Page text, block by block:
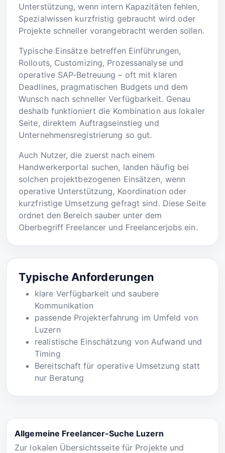
Unterstützung, wenn intern Kapazitäten fehlen,
Spezialwissen kurzfristig gebraucht wird oder
Projekte schneller vorangebracht werden sollen.
Typische Einsätze betreffen Einführungen,
Rollouts, Customizing, Prozessanalyse und
operative SAP-Betreuung – oft mit klaren
Deadlines, pragmatischen Budgets und dem
Wunsch nach schneller Verfügbarkeit. Genau
deshalb funktioniert die Kombination aus lokaler
Seite, direktem Auftragseinstieg und
Unternehmensregistrierung so gut.
Auch Nutzer, die zuerst nach einem
Handwerkerportal suchen, landen häufig bei
solchen projektbezogenen Einsätzen, wenn
operative Unterstützung, Koordination oder
kurzfristige Umsetzung gefragt sind. Diese Seite
ordnet den Bereich sauber unter dem
Oberbegriff Freelancer und Freelancerjobs ein.
Typische Anforderungen
klare Verfügbarkeit und saubere
Kommunikation
passende Projekterfahrung im Umfeld von
Luzern
realistische Einschätzung von Aufwand und
Timing
Bereitschaft für operative Umsetzung statt
nur Beratung
Allgemeine Freelancer-Suche Luzern
Zur lokalen Übersichtsseite für Projekte und